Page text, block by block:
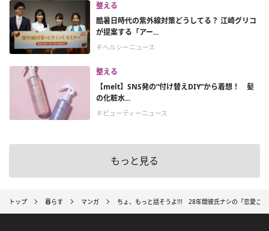
整える
酷暑日時代の紫外線対策どうしてる？ 江崎グリコ
が提案する「アー...
＃ヘルシーニュース
整える
【melt】SNS発の“付け替えDIY”から着想！ 髪
の化粧水...
＃ビューティーニュース
もっと見る
トップ 暮らす マンガ ちょ、もっと話そうよ!!! 28年間彼氏ナシの「恋愛こ